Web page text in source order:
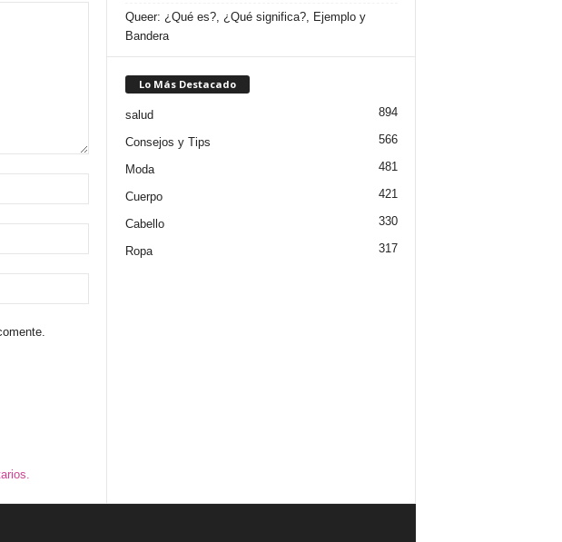
Queer: ¿Qué es?, ¿Qué significa?, Ejemplo y
Bandera
Lo Más Destacado
salud 894
Consejos y Tips 566
Moda 481
Cuerpo 421
Cabello 330
Ropa 317